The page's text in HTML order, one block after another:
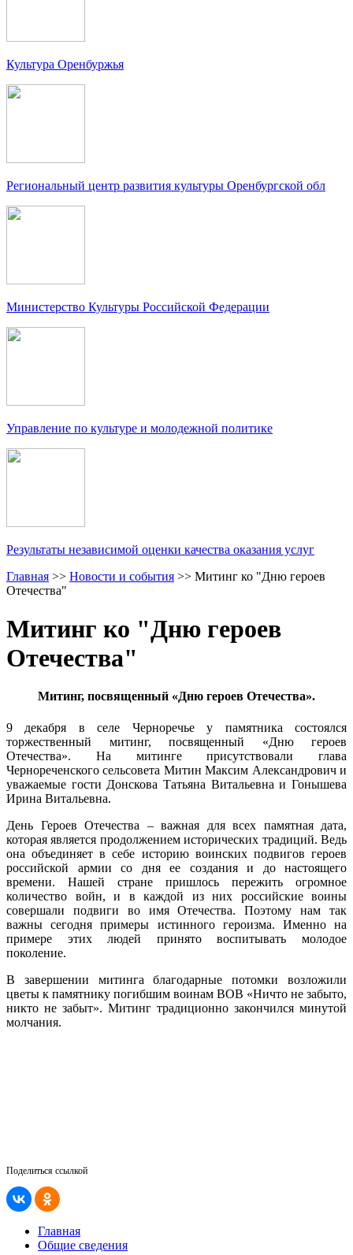
Культура Оренбуржья
Региональный центр развития культуры Оренбургской обл
Министерство Культуры Российской Федерации
Управление по культуре и молодежной политике
Результаты независимой оценки качества оказания услуг
Главная >> Новости и события >> Митинг ко "Дню героев
Отечества"
Митинг ко "Дню героев
Отечества"
Митинг, посвященный «Дню героев Отечества».
9 декабря в селе Черноречье у памятника состоялся
торжественный митинг, посвященный «Дню героев
Отечества». На митинге присутствовали глава
Чернореченского сельсовета Митин Максим Александрович и
уважаемые гости Донскова Татьяна Витальевна и Гонышева
Ирина Витальевна.
День Героев Отечества – важная для всех памятная дата,
которая является продолжением исторических традиций. Ведь
она объединяет в себе историю воинских подвигов героев
российской армии со дня ее создания и до настоящего
времени. Нашей стране пришлось пережить огромное
количество войн, и в каждой из них российские воины
совершали подвиги во имя Отечества. Поэтому нам так
важны сегодня примеры истинного героизма. Именно на
примере этих людей принято воспитывать молодое
поколение.
В завершении митинга благодарные потомки возложили
цветы к памятнику погибшим воинам ВОВ «Ничто не забыто,
никто не забыт». Митинг традиционно закончился минутой
молчания.
Поделиться ссылкой
Главная
Общие сведения